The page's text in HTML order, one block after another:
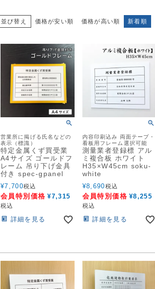
並び替え 価格が安い順 価格が高い順 新着順
営業所に掲げる氏名などの
表示（標識）
特定金属くず買受業
A4サイズ ゴールドフ
レーム 吊り下げ金具
付き spec-gpanel
¥7,700税込
会員特別価格 ¥7,315
税込
詳細を見る
内容印刷込み 両面テープ・
看板用フレーム選択可能
測量業者登録標 アル
ミ複合板 ホワイト
H35×W45cm soku-
white
¥8,690税込
会員特別価格 ¥8,255
税込
詳細を見る